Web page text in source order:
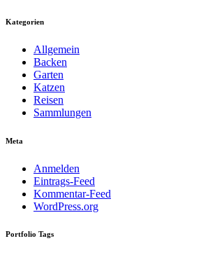
Kategorien
Allgemein
Backen
Garten
Katzen
Reisen
Sammlungen
Meta
Anmelden
Eintrags-Feed
Kommentar-Feed
WordPress.org
Portfolio Tags